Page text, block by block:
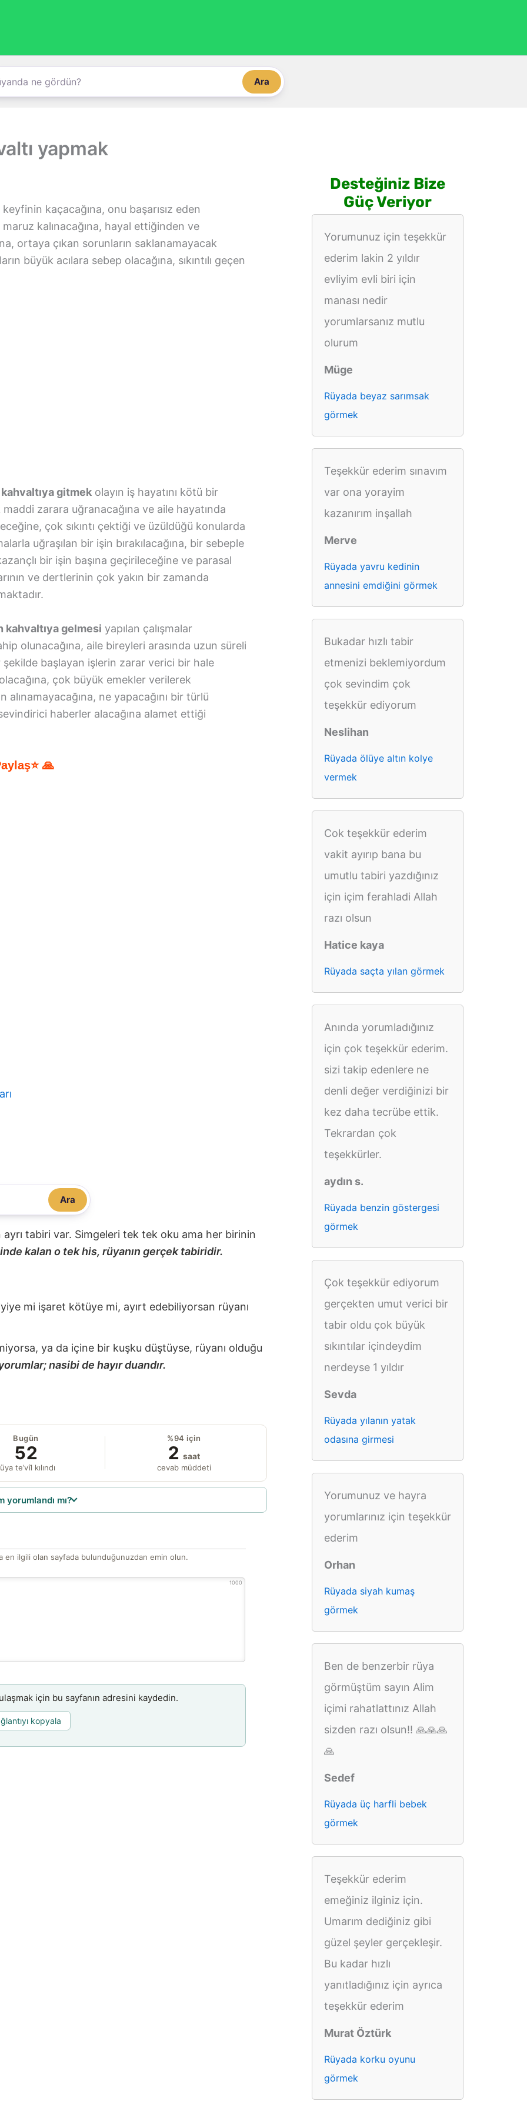
Ara
yapmak
kaçacağına, onu başarısız eden
kalınacağına, hayal ettiğinden ve
ortaya çıkan sorunların saklanamayacak
büyük acılara sebep olacağına, sıkıntılı geçen
gitmek olayın iş hayatını kötü bir
zarara uğranacağına ve aile hayatında
çok sıkıntı çektiği ve üzüldüğü konularda
uğraşılan bir işin bırakılacağına, bir sebeple
bir işin başına geçirileceğine ve parasal
ve dertlerinin çok yakın bir zamanda
kahvaltıya gelmesi yapılan çalışmalar
olunacağına, aile bireyleri arasında uzun süreli
başlayan işlerin zarar verici bir hale
çok büyük emekler verilerek
alınamayacağına, ne yapacağını bir türlü
haberler alacağına alamet ettiği
🙏
Ara
tabiri var. Simgeleri tek tek oku ama her birinin
kalan o tek his, rüyanın gerçek tabiridir.
mi işaret kötüye mi, ayırt edebiliyorsan rüyanı
ya da içine bir kuşku düştüyse, rüyanı olduğu
nasibi de hayır duandır.
Bugün
52
te’vîl kılındı
%94 için
2 saat
cevab müddeti
yorumlandı mı?
en ilgili olan sayfada bulunduğunuzdan emin olun.
1000
için bu sayfanın adresini kaydedin.
kopyala
Desteğiniz Bize
Güç Veriyor
Yorumunuz için teşekkür
ederim lakin 2 yıldır
evliyim evli biri için
manası nedir
yorumlarsanız mutlu
olurum
Müge
Rüyada beyaz sarımsak
görmek
Teşekkür ederim sınavım
var ona yorayim
kazanırım inşallah
Merve
Rüyada yavru kedinin
annesini emdiğini görmek
Bukadar hızlı tabir
etmenizi beklemiyordum
çok sevindim çok
teşekkür ediyorum
Neslihan
Rüyada ölüye altın kolye
vermek
Cok teşekkür ederim
vakit ayırıp bana bu
umutlu tabiri yazdığınız
için içim ferahladi Allah
razı olsun
Hatice kaya
Rüyada saçta yılan görmek
Anında yorumladığınız
için çok teşekkür ederim.
sizi takip edenlere ne
denli değer verdiğinizi bir
kez daha tecrübe ettik.
Tekrardan çok
teşekkürler.
aydın s.
Rüyada benzin göstergesi
görmek
Çok teşekkür ediyorum
gerçekten umut verici bir
tabir oldu çok büyük
sıkıntılar içindeydim
nerdeyse 1 yıldır
Sevda
Rüyada yılanın yatak
odasına girmesi
Yorumunuz ve hayra
yorumlarınız için teşekkür
ederim
Orhan
Rüyada siyah kumaş
görmek
Ben de benzerbir rüya
görmüştüm sayın Alim
içimi rahatlattınız Allah
sizden razı olsun!! 🙏🙏🙏
🙏
Sedef
Rüyada üç harfli bebek
görmek
Teşekkür ederim
emeğiniz ilginiz için.
Umarım dediğiniz gibi
güzel şeyler gerçekleşir.
Bu kadar hızlı
yanıtladığınız için ayrıca
teşekkür ederim
Murat Öztürk
Rüyada korku oyunu
görmek